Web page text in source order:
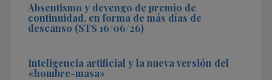
Absentismo y devengo de premio de
continuidad, en forma de más días de
descanso (STS 16/06/26)
Inteligencia artificial y la nueva versión del
«hombre-masa»